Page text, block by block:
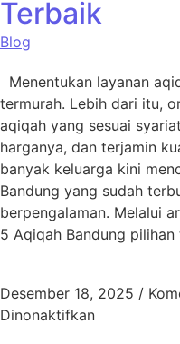
Terbaik
Blog
Menentukan layanan
termurah. Lebih dari itu,
aqiqah yang sesuai
harganya, dan terjamin
banyak keluarga kini
Bandung yang sudah
berpengalaman. Melalui
5 Aqiqah Bandung
Desember 18, 2025 /
Dinonaktifkanpada 5